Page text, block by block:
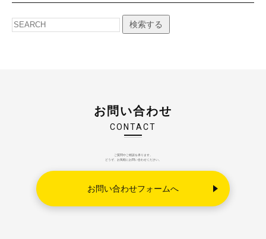
検索する
お問い合わせ
CONTACT
ご質問やご相談を承ります。
どうぞ、お気軽にお問い合わせください。
お問い合わせフォームへ